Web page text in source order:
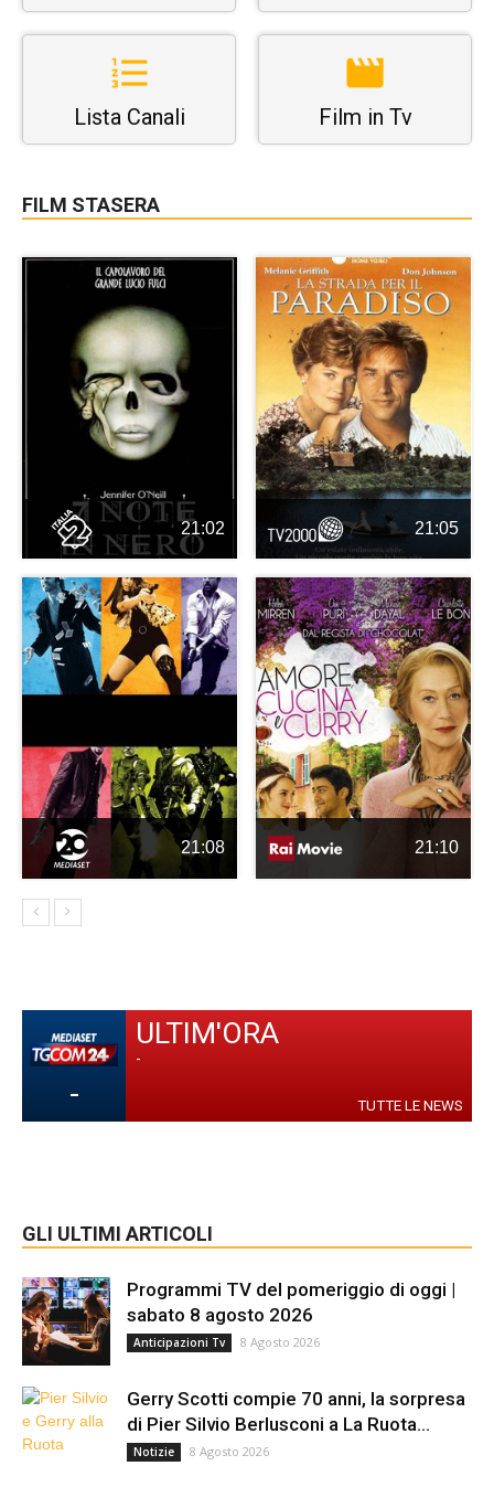
Lista Canali Film in Tv
FILM STASERA
21:02 21:05
21:08 21:10
-
ULTIM'ORA
-
TUTTE LE NEWS
GLI ULTIMI ARTICOLI
Programmi TV del pomeriggio di oggi |
sabato 8 agosto 2026
Anticipazioni Tv 8 Agosto 2026
Gerry Scotti compie 70 anni, la sorpresa
di Pier Silvio Berlusconi a La Ruota...
Notizie 8 Agosto 2026